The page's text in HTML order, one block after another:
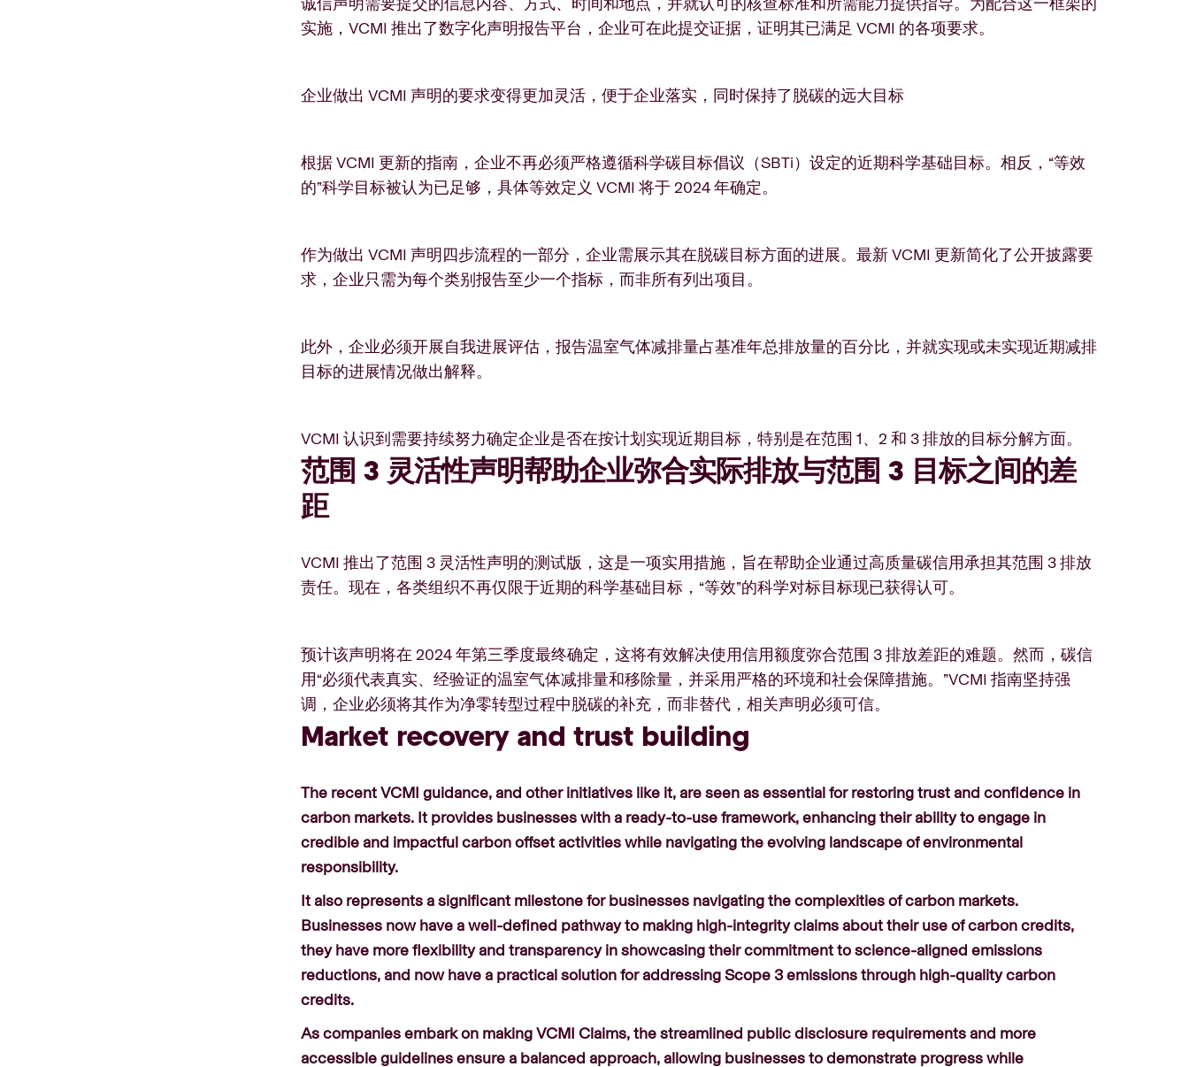
实施，VCMI 推出了数字化声明报告平台，企业可在此提交证据，证明其已满足 VCMI 的各项要求。
企业做出 VCMI 声明的要求变得更加灵活，便于企业落实，同时保持了脱碳的远大目标
根据 VCMI 更新的指南，企业不再必须严格遵循科学碳目标倡议（SBTi）设定的近期科学基础目标。相反，“等效
的”科学目标被认为已足够，具体等效定义 VCMI 将于 2024 年确定。
作为做出 VCMI 声明四步流程的一部分，企业需展示其在脱碳目标方面的进展。最新 VCMI 更新简化了公开披露要
求，企业只需为每个类别报告至少一个指标，而非所有列出项目。
此外，企业必须开展自我进展评估，报告温室气体减排量占基准年总排放量的百分比，并就实现或未实现近期减排
目标的进展情况做出解释。
VCMI 认识到需要持续努力确定企业是否在按计划实现近期目标，特别是在范围 1、2 和 3 排放的目标分解方面。
范围 3 灵活性声明帮助企业弥合实际排放与范围 3 目标之间的差
距
VCMI 推出了范围 3 灵活性声明的测试版，这是一项实用措施，旨在帮助企业通过高质量碳信用承担其范围 3 排放
责任。现在，各类组织不再仅限于近期的科学基础目标，“等效”的科学对标目标现已获得认可。
预计该声明将在 2024 年第三季度最终确定，这将有效解决使用信用额度弥合范围 3 排放差距的难题。然而，碳信
用“必须代表真实、经验证的温室气体减排量和移除量，并采用严格的环境和社会保障措施。”VCMI 指南坚持强
调，企业必须将其作为净零转型过程中脱碳的补充，而非替代，相关声明必须可信。
Market recovery and trust building
The recent VCMI guidance, and other initiatives like it, are seen as essential for restoring trust and confidence in
carbon markets. It provides businesses with a ready-to-use framework, enhancing their ability to engage in
credible and impactful carbon offset activities while navigating the evolving landscape of environmental
responsibility.
It also represents a significant milestone for businesses navigating the complexities of carbon markets.
Businesses now have a well-defined pathway to making high-integrity claims about their use of carbon credits,
they have more flexibility and transparency in showcasing their commitment to science-aligned emissions
reductions, and now have a practical solution for addressing Scope 3 emissions through high-quality carbon
credits.
As companies embark on making VCMI Claims, the streamlined public disclosure requirements and more
accessible guidelines ensure a balanced approach, allowing businesses to demonstrate progress while